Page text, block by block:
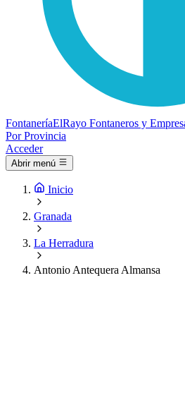
FontaneríaElRayo Fontaneros y
Por Provincia
Acceder
Abrir menú
Inicio
Granada
La Herradura
Antonio Antequera Almansa